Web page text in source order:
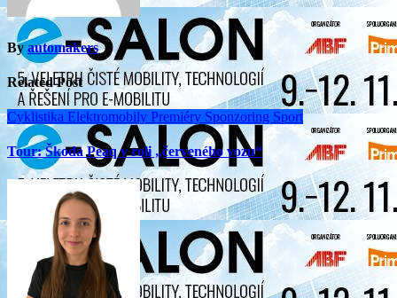
Byautomakers
Related Post
Cyklistika Elektromobily Premiéry Sponzoring Sport
Tour: Škoda Peaq v roli „červeného vozu“